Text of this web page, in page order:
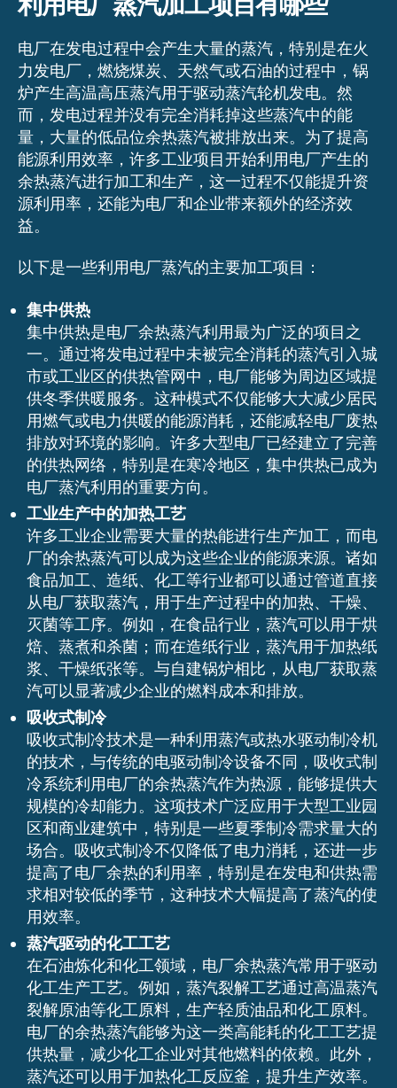
电厂在发电过程中会产生大量的蒸汽，特别是在火
力发电厂，燃烧煤炭、天然气或石油的过程中，锅
炉产生高温高压蒸汽用于驱动蒸汽轮机发电。然
而，发电过程并没有完全消耗掉这些蒸汽中的能
量，大量的低品位余热蒸汽被排放出来。为了提高
能源利用效率，许多工业项目开始利用电厂产生的
余热蒸汽进行加工和生产，这一过程不仅能提升资
源利用率，还能为电厂和企业带来额外的经济效
益。
以下是一些利用电厂蒸汽的主要加工项目：
集中供热
集中供热是电厂余热蒸汽利用最为广泛的项目之
一。通过将发电过程中未被完全消耗的蒸汽引入城
市或工业区的供热管网中，电厂能够为周边区域提
供冬季供暖服务。这种模式不仅能够大大减少居民
用燃气或电力供暖的能源消耗，还能减轻电厂废热
排放对环境的影响。许多大型电厂已经建立了完善
的供热网络，特别是在寒冷地区，集中供热已成为
电厂蒸汽利用的重要方向。
工业生产中的加热工艺
许多工业企业需要大量的热能进行生产加工，而电
厂的余热蒸汽可以成为这些企业的能源来源。诸如
食品加工、造纸、化工等行业都可以通过管道直接
从电厂获取蒸汽，用于生产过程中的加热、干燥、
灭菌等工序。例如，在食品行业，蒸汽可以用于烘
焙、蒸煮和杀菌；而在造纸行业，蒸汽用于加热纸
浆、干燥纸张等。与自建锅炉相比，从电厂获取蒸
汽可以显著减少企业的燃料成本和排放。
吸收式制冷
吸收式制冷技术是一种利用蒸汽或热水驱动制冷机
的技术，与传统的电驱动制冷设备不同，吸收式制
冷系统利用电厂的余热蒸汽作为热源，能够提供大
规模的冷却能力。这项技术广泛应用于大型工业园
区和商业建筑中，特别是一些夏季制冷需求量大的
场合。吸收式制冷不仅降低了电力消耗，还进一步
提高了电厂余热的利用率，特别是在发电和供热需
求相对较低的季节，这种技术大幅提高了蒸汽的使
用效率。
蒸汽驱动的化工工艺
在石油炼化和化工领域，电厂余热蒸汽常用于驱动
化工生产工艺。例如，蒸汽裂解工艺通过高温蒸汽
裂解原油等化工原料，生产轻质油品和化工原料。
电厂的余热蒸汽能够为这一类高能耗的化工工艺提
供热量，减少化工企业对其他燃料的依赖。此外，
蒸汽还可以用于加热化工反应釜，提升生产效率。